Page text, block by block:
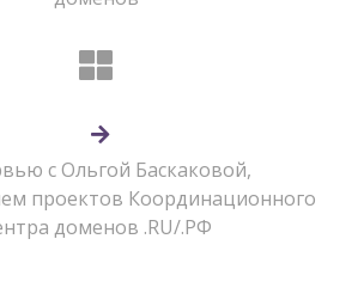
с Ольгой Баскаковой,
проектов Координационного
доменов .RU/.РФ